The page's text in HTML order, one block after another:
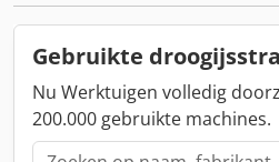
BTW. Dedpfx Ajywawwepcsck
Gebruikte
Nu Werktuigen volledig
200.000 gebruikte machines.